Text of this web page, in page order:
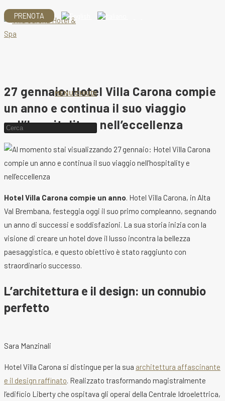
Salta
al
contenuto
PRENOTA
MENU CHIUDI
Cerca
sito
web
27 gennaio: Hotel Villa Carona compie
un anno e continua il suo viaggio
nell’hospitality e nell’eccellenza
Hotel Villa Carona compie un anno. Hotel Villa Carona, in Alta
Val Brembana, festeggia oggi il suo primo compleanno, segnando
un anno di successi e soddisfazioni. La sua storia inizia con la
visione di creare un hotel dove il lusso incontra la bellezza
paesaggistica, e questo obiettivo è stato raggiunto con
straordinario successo.
L’architettura e il design: un connubio
perfetto
Sara Manzinali
Hotel Villa Carona si distingue per la sua architettura affascinante
e il design raffinato. Realizzato trasformando magistralmente
l’edificio Liberty che ospitava gli operai della Centrale Idroelettrica,